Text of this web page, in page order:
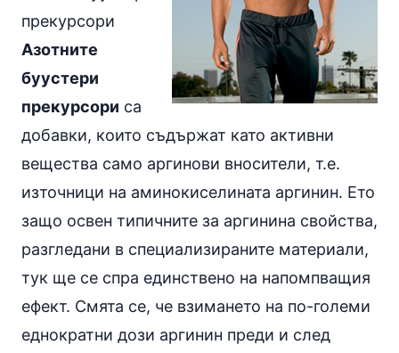
прекурсори
Азотните
буустери
прекурсори са
добавки, които съдържат като активни
вещества само аргинови вносители, т.е.
източници на аминокиселината аргинин. Ето
защо освен типичните за аргинина свойства,
разгледани в специализираните материали,
тук ще се спра единствено на напомпващия
ефект. Смята се, че взимането на по-големи
еднократни дози аргинин преди и след